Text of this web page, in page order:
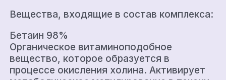
Вещества, входящие в состав комплекса:
Бетаин 98%
Органическое витаминоподобное
вещество, которое образуется в
процессе окисления холина. Активирует